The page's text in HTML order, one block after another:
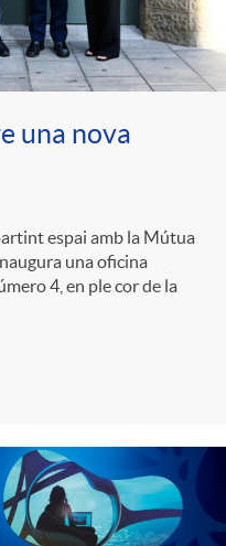
una nova
espai amb la Mútua
una oficina
4, en ple cor de la